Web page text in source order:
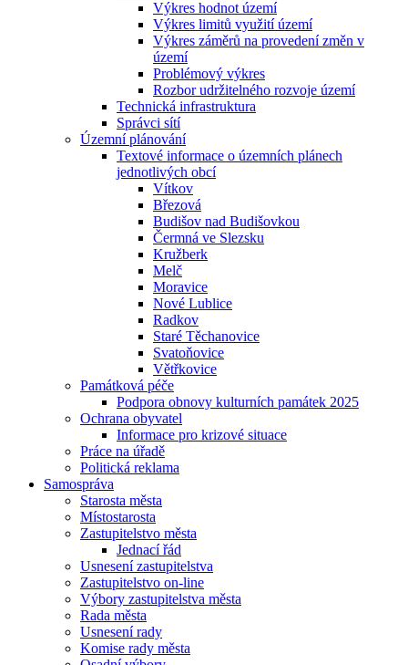
Výkres hodnot území
Výkres limitů využití území
Výkres záměrů na provedení změn v
území
Problémový výkres
Rozbor udržitelného rozvoje území
Technická infrastruktura
Správci sítí
Územní plánování
Textové informace o územních plánech
jednotlivých obcí
Vítkov
Březová
Budišov nad Budišovkou
Čermná ve Slezsku
Kružberk
Melč
Moravice
Nové Lublice
Radkov
Staré Těchanovice
Svatoňovice
Větřkovice
Památková péče
Podpora obnovy kulturních památek 2025
Ochrana obyvatel
Informace pro krizové situace
Práce na úřadě
Politická reklama
Samospráva
Starosta města
Místostarosta
Zastupitelstvo města
Jednací řád
Usnesení zastupitelstva
Zastupitelstvo on-line
Výbory zastupitelstva města
Rada města
Usnesení rady
Komise rady města